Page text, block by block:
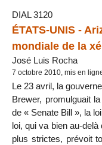
DIAL 3120
ÉTATS-UNIS -
mondiale de la
José Luis Rocha
7 octobre 2010, mis en
Le 23 avril, la
Brewer, promulguait
de « Senate Bill », la
loi, qui va bien au-
plus strictes, prévoit